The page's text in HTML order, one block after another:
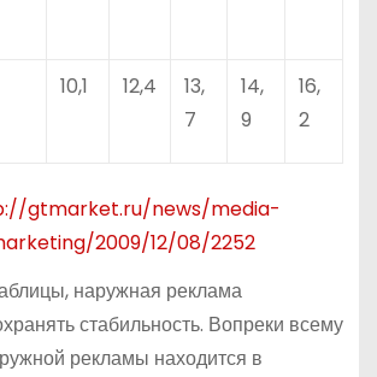
10,1 12,4
13,
7
14,
9
16,
2
gtmarket.ru/news/media-
2009/12/08/2252
наружная реклама
стабильность. Вопреки всему
рекламы находится в